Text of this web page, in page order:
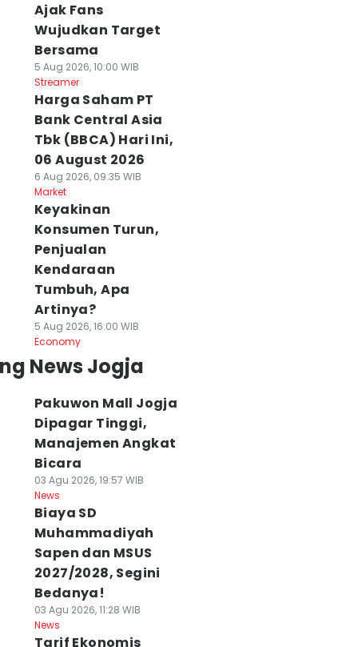
Ajak Fans
Wujudkan Target
Bersama
5 Aug 2026, 10:00 WIB
Streamer
Harga Saham PT
Bank Central Asia
Tbk (BBCA) Hari Ini,
06 August 2026
6 Aug 2026, 09:35 WIB
Market
Keyakinan
Konsumen Turun,
Penjualan
Kendaraan
Tumbuh, Apa
Artinya?
5 Aug 2026, 16:00 WIB
Economy
News Jogja
Pakuwon Mall Jogja
Dipagar Tinggi,
Manajemen Angkat
Bicara
03 Agu 2026, 19:57 WIB
News
Biaya SD
Muhammadiyah
Sapen dan MSUS
2027/2028, Segini
Bedanya!
03 Agu 2026, 11:28 WIB
News
Tarif Ekonomis